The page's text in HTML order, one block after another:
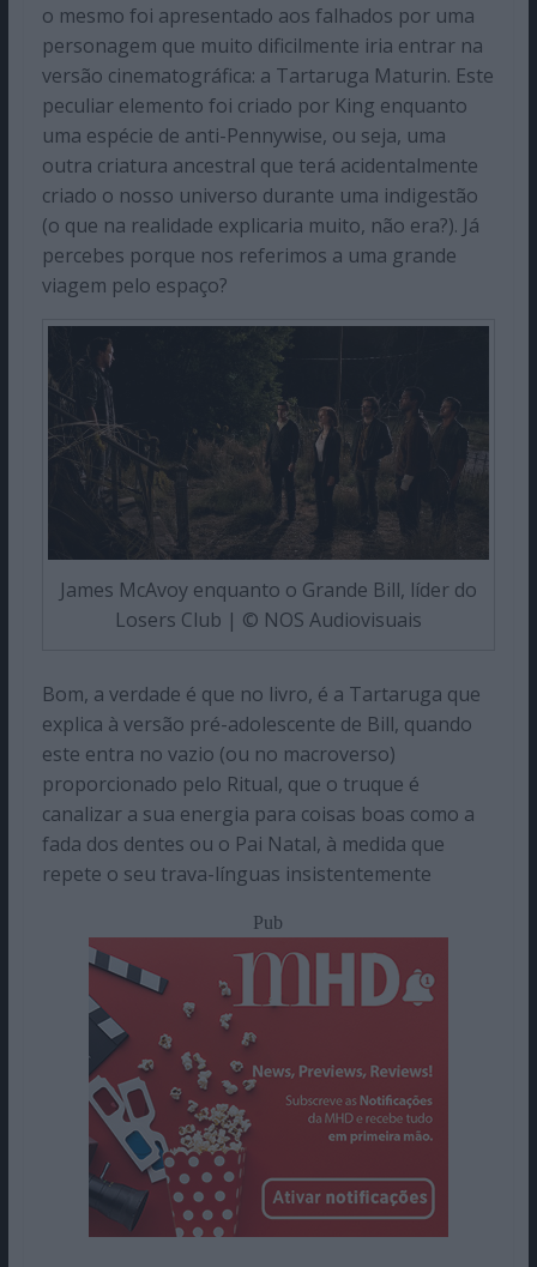
o mesmo foi apresentado aos falhados por uma
personagem que muito dificilmente iria entrar na
versão cinematográfica: a Tartaruga Maturin. Este
peculiar elemento foi criado por King enquanto
uma espécie de anti-Pennywise, ou seja, uma
outra criatura ancestral que terá acidentalmente
criado o nosso universo durante uma indigestão
(o que na realidade explicaria muito, não era?). Já
percebes porque nos referimos a uma grande
viagem pelo espaço?
James McAvoy enquanto o Grande Bill, líder do
Losers Club | © NOS Audiovisuais
Bom, a verdade é que no livro, é a Tartaruga que
explica à versão pré-adolescente de Bill, quando
este entra no vazio (ou no macroverso)
proporcionado pelo Ritual, que o truque é
canalizar a sua energia para coisas boas como a
fada dos dentes ou o Pai Natal, à medida que
repete o seu trava-línguas insistentemente
Pub